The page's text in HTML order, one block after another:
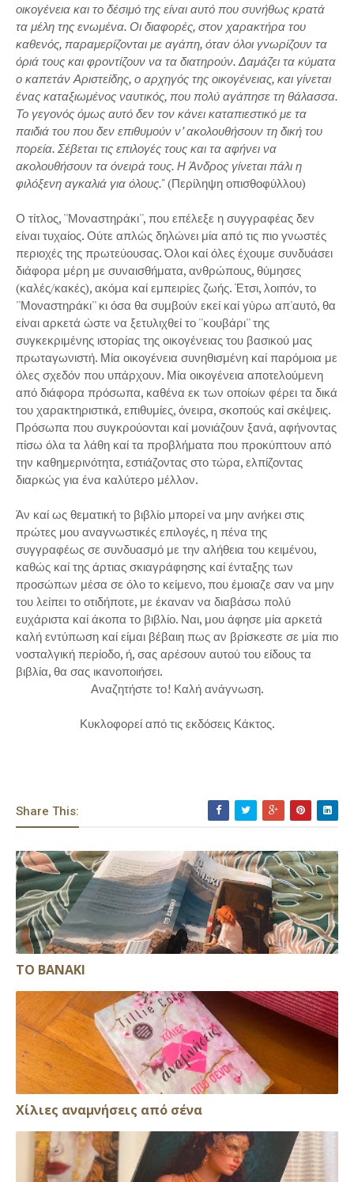
οικογένεια και το δέσιμό της είναι αυτό που συνήθως κρατά
τα μέλη της ενωμένα. Οι διαφορές, στον χαρακτήρα του
καθενός, παραμερίζονται με αγάπη, όταν όλοι γνωρίζουν τα
όριά τους και φροντίζουν να τα διατηρούν. Δαμάζει τα κύματα
ο καπετάν Αριστείδης, ο αρχηγός της οικογένειας, και γίνεται
ένας καταξιωμένος ναυτικός, που πολύ αγάπησε τη θάλασσα.
Το γεγονός όμως αυτό δεν τον κάνει καταπιεστικό με τα
παιδιά του που δεν επιθυμούν ν’ ακολουθήσουν τη δική του
πορεία. Σέβεται τις επιλογές τους και τα αφήνει να
ακολουθήσουν τα όνειρά τους. Η Άνδρος γίνεται πάλι η
φιλόξενη αγκαλιά για όλους."(Περίληψη οπισθοφύλλου)
Ο τίτλος, ''Μοναστηράκι'', που επέλεξε η συγγραφέας δεν
είναι τυχαίος. Ούτε απλώς δηλώνει μία από τις πιο γνωστές
περιοχές της πρωτεύουσας. Όλοι καί όλες έχουμε συνδυάσει
διάφορα μέρη με συναισθήματα, ανθρώπους, θύμησες
(καλές/κακές), ακόμα καί εμπειρίες ζωής. Έτσι, λοιπόν, το
''Μοναστηράκι'' κι όσα θα συμβούν εκεί καί γύρω απ'αυτό, θα
είναι αρκετά ώστε να ξετυλιχθεί το ''κουβάρι'' της
συγκεκριμένης ιστορίας της οικογένειας του βασικού μας
πρωταγωνιστή. Μία οικογένεια συνηθισμένη καί παρόμοια με
όλες σχεδόν που υπάρχουν. Μία οικογένεια αποτελούμενη
από διάφορα πρόσωπα, καθένα εκ των οποίων φέρει τα δικά
του χαρακτηριστικά, επιθυμίες, όνειρα, σκοπούς καί σκέψεις.
Πρόσωπα που συγκρούονται καί μονιάζουν ξανά, αφήνοντας
πίσω όλα τα λάθη καί τα προβλήματα που προκύπτουν από
την καθημερινότητα, εστιάζοντας στο τώρα, ελπίζοντας
διαρκώς για ένα καλύτερο μέλλον.
Άν καί ως θεματική το βιβλίο μπορεί να μην ανήκει στις
πρώτες μου αναγνωστικές επιλογές, η πένα της
συγγραφέως σε συνδυασμό με την αλήθεια του κειμένου,
καθώς καί της άρτιας σκιαγράφησης καί ένταξης των
προσώπων μέσα σε όλο το κείμενο, που έμοιαζε σαν να μην
του λείπει το οτιδήποτε, με έκαναν να διαβάσω πολύ
ευχάριστα καί άκοπα το βιβλίο. Ναι, μου άφησε μία αρκετά
καλή εντύπωση καί είμαι βέβαιη πως αν βρίσκεστε σε μία πιο
νοσταλγική περίοδο, ή, σας αρέσουν αυτού του είδους τα
βιβλία, θα σας ικανοποιήσει.
Αναζητήστε το! Καλή ανάγνωση.
Κυκλοφορεί από τις εκδόσεις Κάκτος.
Share This:
ΤΟ ΒΑΝΑΚΙ
Xίλιες αναμνήσεις από σένα